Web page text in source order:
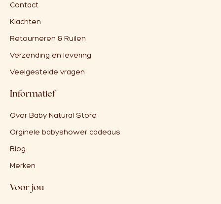
Contact
Klachten
Retourneren & Ruilen
Verzending en levering
Veelgestelde vragen
Informatief
Over Baby Natural Store
Orginele babyshower cadeaus
Blog
Merken
Voor jou